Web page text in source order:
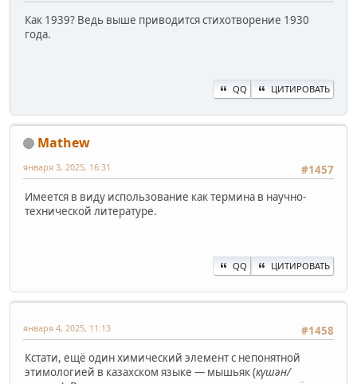
Как 1939? Ведь выше приводится стихотворение 1930
года.
QQ ЦИТИРОВАТЬ
Mathew
#1457
января 3, 2025, 16:31
Имеется в виду использование как термина в научно-
технической литературе.
QQ ЦИТИРОВАТЬ
#1458
января 4, 2025, 11:13
Кстати, ещё один химический элемент с непонятной
этимологией в казахском языке — мышьяк (күшән/